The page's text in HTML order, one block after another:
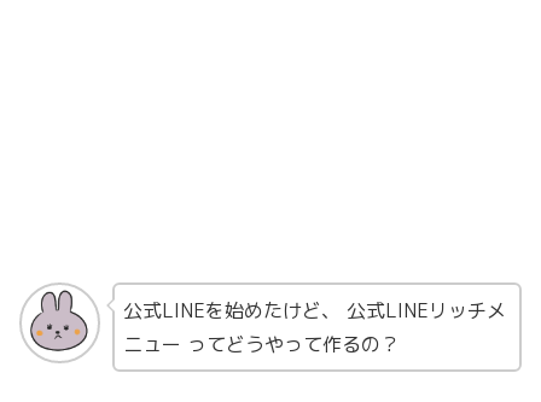
公式LINEを始めたけど、 公式LINEリッチメ
ニュー ってどうやって作るの？